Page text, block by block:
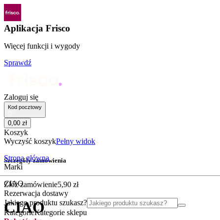
Aplikacja Frisco
Więcej funkcji i wygody
Sprawdź
Zaloguj się
Kod pocztowy
0,00 zł
Koszyk
Wyczyść koszykPełny widok
Szczegóły zamówienia
Złóż zamówienie5,90 zł
Rezerwacja dostawy
Jakiego produktu szukasz?
KategorieKategorie sklepu
Strona główna
Marki
CIAO
CIAO